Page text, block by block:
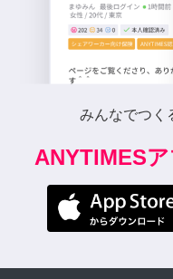
みんなでつく
ANYTIMES